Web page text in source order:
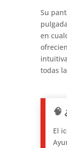
Su
en
todas
🧠
El